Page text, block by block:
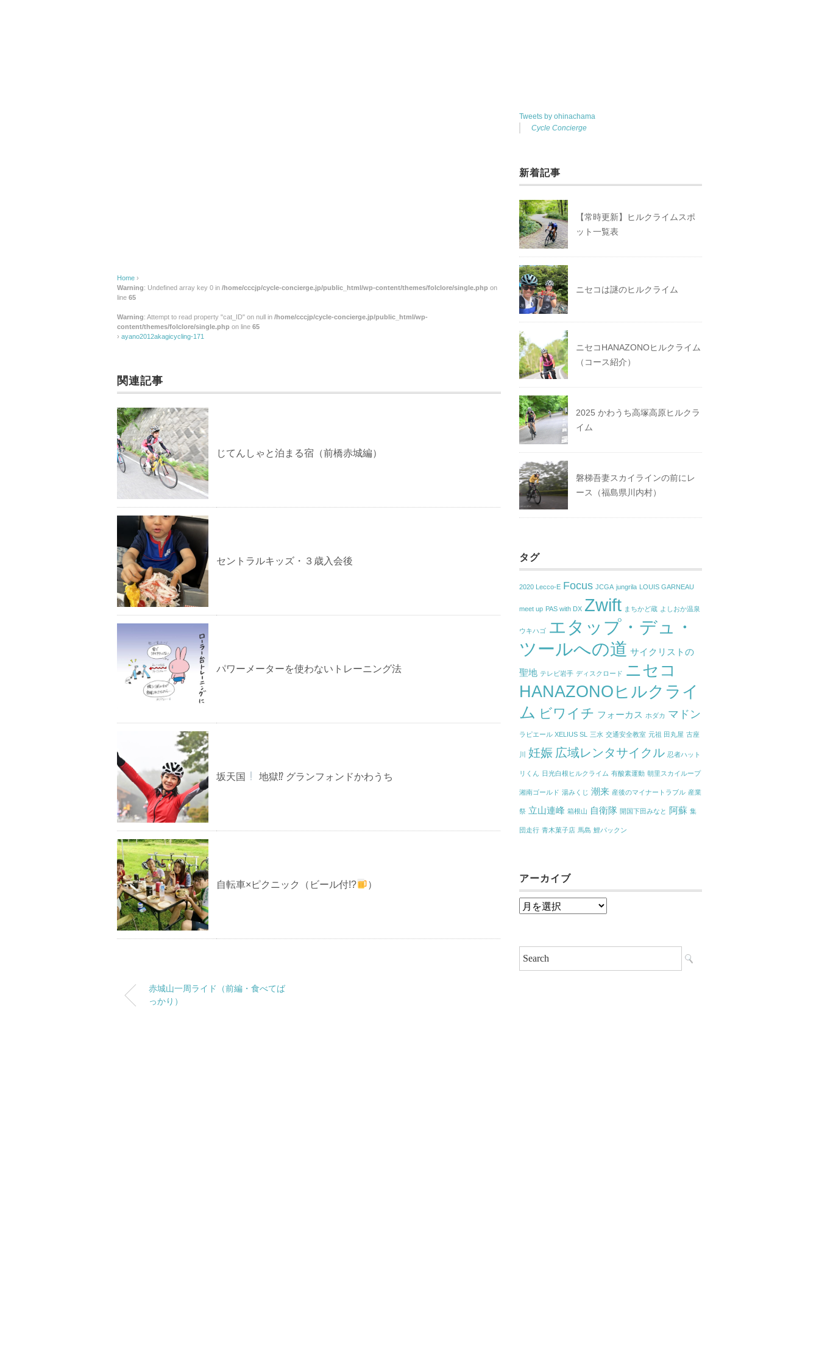
Home ›
Warning: Undefined array key 0 in /home/cccjp/cycle-concierge.jp/public_html/wp-content/themes/folclore/single.php on
line 65
Warning: Attempt to read property "cat_ID" on null in /home/cccjp/cycle-concierge.jp/public_html/wp-
content/themes/folclore/single.php on line 65
› ayano2012akagicycling-171
関連記事
じてんしゃと泊まる宿（前橋赤城編）
セントラルキッズ・３歳入会後
パワーメーターを使わないトレーニング法
坂天国 地獄⁉ グランフォンドかわうち
自転車×ピクニック（ビール付!? ）
赤城山一周ライド（前編・食べてば
っかり）
Tweets by ohinachama
Cycle Concierge
新着記事
【常時更新】ヒルクライムスポ
ット一覧表
ニセコは謎のヒルクライム
ニセコHANAZONOヒルクライム
（コース紹介）
2025 かわうち高塚高原ヒルクラ
イム
磐梯吾妻スカイラインの前にレ
ース（福島県川内村）
タグ
2020 Lecco-E Focus JCGA jungrila LOUIS GARNEAU
meet up PAS with DX Zwift まちかど蔵 よしおか温泉
ウキハゴ エタップ・デュ・
ツールへの道 サイクリストの
聖地 テレビ岩手 ディスクロード ニセコ
HANAZONOヒルクライ
ム ビワイチ フォーカス ホダカ マドン
ラピエール XELIUS SL 三水 交通安全教室 元祖 田丸屋 古座
川 妊娠 広域レンタサイクル 忍者ハット
リくん 日光白根ヒルクライム 有酸素運動 朝里スカイループ
湘南ゴールド 湯みくじ 潮来 産後のマイナートラブル 産業
祭 立山連峰 箱根山 自衛隊 開国下田みなと 阿蘇 集
団走行 青木菓子店 馬島 鯉パックン
アーカイブ
ア
イ